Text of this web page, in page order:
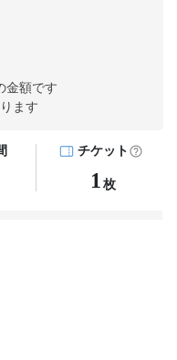
金額です
ます
チケット
1 枚